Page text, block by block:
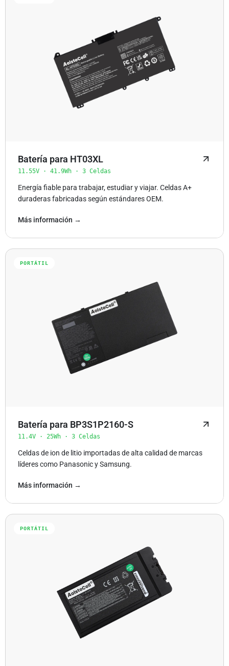
Batería para HT03XL
11.55V · 41.9Wh · 3 Celdas
Energía fiable para trabajar, estudiar y viajar. Celdas A+
duraderas fabricadas según estándares OEM.
Más información →
PORTÁTIL
Batería para BP3S1P2160-S
11.4V · 25Wh · 3 Celdas
Celdas de ion de litio importadas de alta calidad de marcas
líderes como Panasonic y Samsung.
Más información →
PORTÁTIL